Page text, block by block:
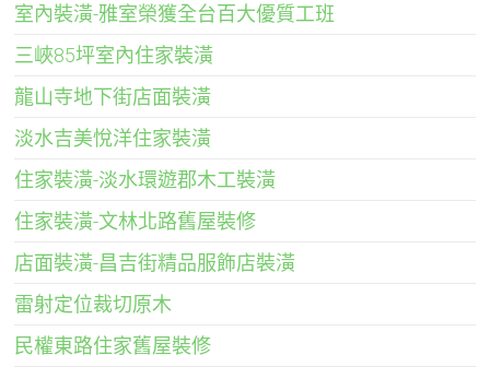
室內裝潢-雅室榮獲全台百大優質工班
三峽85坪室內住家裝潢
龍山寺地下街店面裝潢
淡水吉美悅洋住家裝潢
住家裝潢-淡水環遊郡木工裝潢
住家裝潢-文林北路舊屋裝修
店面裝潢-昌吉街精品服飾店裝潢
雷射定位裁切原木
民權東路住家舊屋裝修